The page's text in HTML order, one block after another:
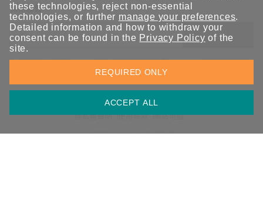
保持聯繫
送出
立即訂閱以獲得 Moxa 解決方案的最新消息。Moxa 非常重視您的
隱私權，我們絕不會將您的電子郵件提供給任何人。
隱私權聲明 使用條款 網站地圖
© 2026 Moxa Inc. 版權所有
these technologies, reject non-essential
technologies, or further manage your preferences.
Detailed information and how to withdraw your
consent can be found in the Privacy Policy of the
site.
ACCEPT ALL
REQUIRED ONLY